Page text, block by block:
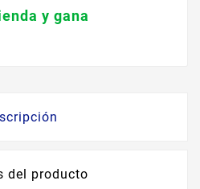
y gana
del producto